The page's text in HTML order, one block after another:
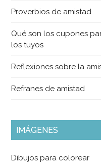
Proverbios de amistad
Qué son los cupones
los tuyos
Reflexiones sobre la
Refranes de amistad
IMÁGENES
Dibujos para colorear